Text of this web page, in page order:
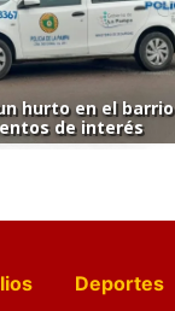
hurto en el barrio
de interés
Deportes